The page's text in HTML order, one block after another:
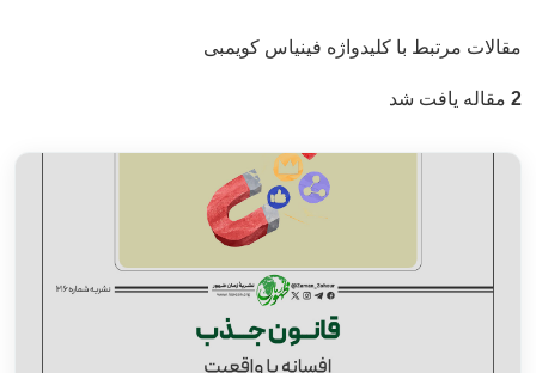
مقالات مرتبط با کلیدواژه فینیاس کویمبی
2 مقاله یافت شد